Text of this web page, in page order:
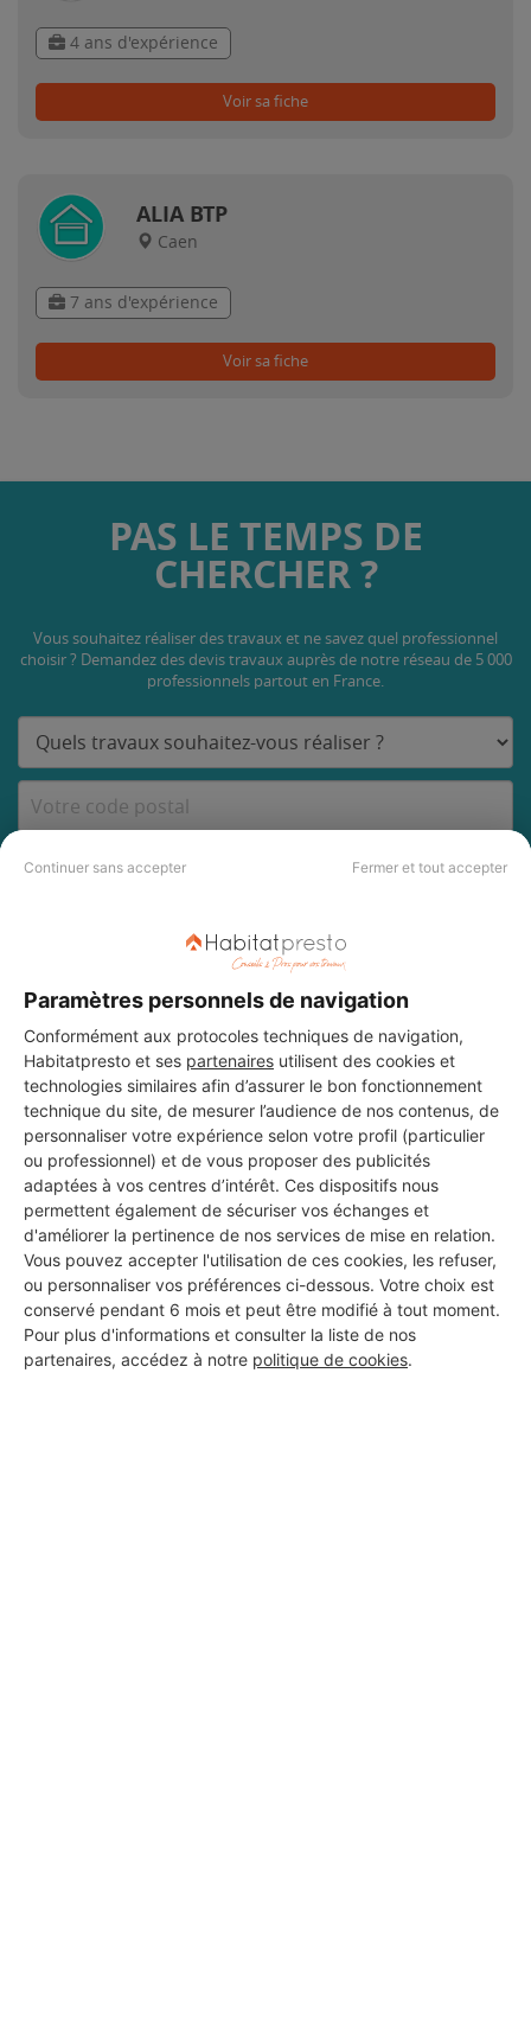
Continuer sans accepter Fermer et tout accepter
Paramètres personnels de navigation
Conformément aux protocoles techniques de navigation,
Habitatpresto et ses partenaires utilisent des cookies et
technologies similaires afin d’assurer le bon fonctionnement
technique du site, de mesurer l’audience de nos contenus, de
personnaliser votre expérience selon votre profil (particulier
ou professionnel) et de vous proposer des publicités
adaptées à vos centres d’intérêt. Ces dispositifs nous
permettent également de sécuriser vos échanges et
d'améliorer la pertinence de nos services de mise en relation.
Vous pouvez accepter l'utilisation de ces cookies, les refuser,
ou personnaliser vos préférences ci-dessous. Votre choix est
conservé pendant 6 mois et peut être modifié à tout moment.
Pour plus d'informations et consulter la liste de nos
partenaires, accédez à notre politique de cookies.
4 ans d'expérience
Voir sa fiche
ALIA BTP
Caen
7 ans d'expérience
Voir sa fiche
PAS LE TEMPS DE
CHERCHER ?
Vous souhaitez réaliser des travaux et ne savez quel professionnel
choisir ? Demandez des devis travaux auprès de notre réseau de 5 000
professionnels partout en France.
DEMANDER UN DEVIS
Aucun autre professionnel disponible dans cette zone
géographique.